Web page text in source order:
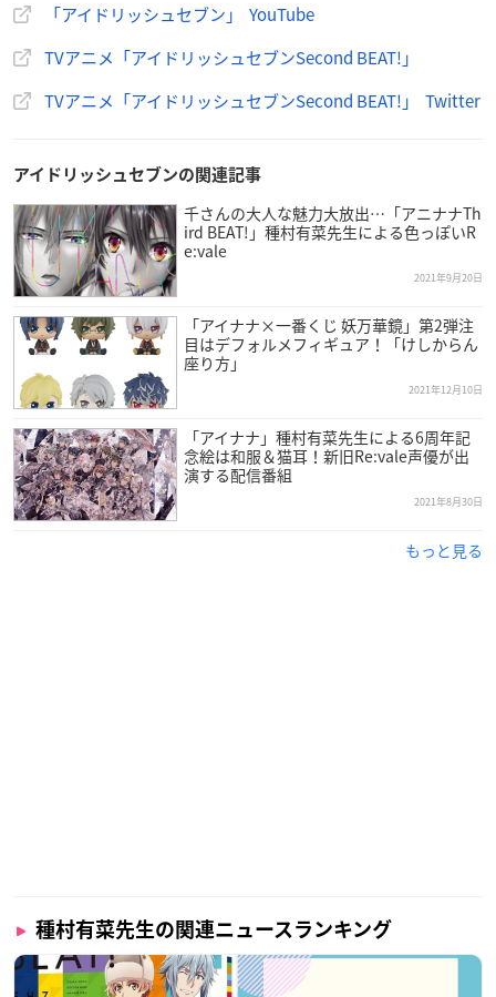
「アイドリッシュセブン」 YouTube
TVアニメ「アイドリッシュセブンSecond BEAT!」
TVアニメ「アイドリッシュセブンSecond BEAT!」 Twitter
アイドリッシュセブンの関連記事
千さんの大人な魅力大放出…「アニナナTh
ird BEAT!」種村有菜先生による色っぽいR
e:vale
2021年9月20日
「アイナナ×一番くじ 妖万華鏡」第2弾注
目はデフォルメフィギュア！「けしからん
座り方」
2021年12月10日
「アイナナ」種村有菜先生による6周年記
念絵は和服＆猫耳！新旧Re:vale声優が出
演する配信番組
2021年8月30日
もっと見る
種村有菜先生の関連ニュースランキング